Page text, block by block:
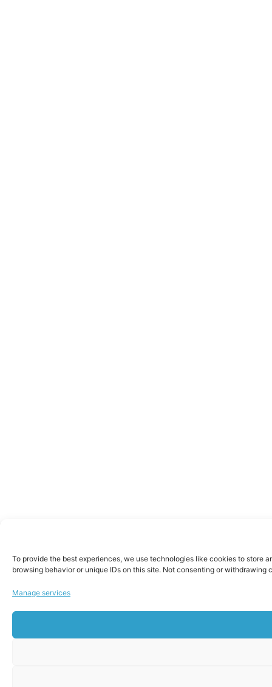
To provide the best experiences, we use technologies like cookies to store
browsing behavior or unique IDs on this site. Not consenting or
Manage services